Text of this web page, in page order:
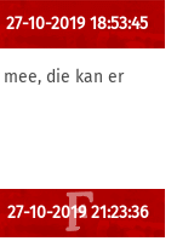
27-10-2019 18:53:45
die kan er
27-10-2019 21:23:36